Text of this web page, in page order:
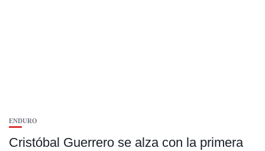
ENDURO
Cristóbal Guerrero se alza con la primera